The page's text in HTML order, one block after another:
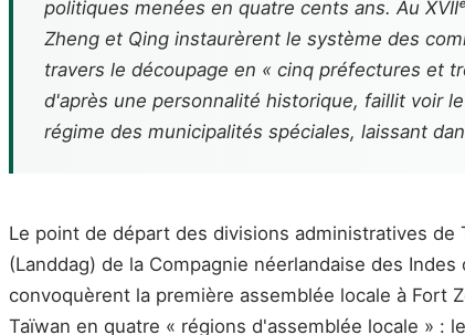
politiques menées en quatre cents ans. Au
Zheng et Qing instaurèrent le système des
travers le découpage en « cinq préfectures et
d'après une personnalité historique, faillit voir
régime des municipalités spéciales, laissant
Le point de départ des divisions administratives
(Landdag) de la Compagnie néerlandaise des
convoquèrent la première assemblée locale à Fort
Taïwan en quatre « régions d'assemblée locale » :